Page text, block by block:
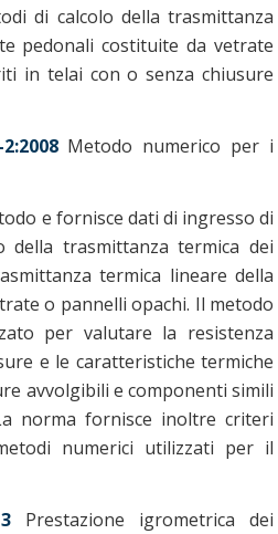
di calcolo della trasmittanza
pedonali costituite da vetrate
in telai con o senza chiusure
Metodo numerico per i
e fornisce dati di ingresso di
trasmittanza termica dei
termica lineare della
o pannelli opachi. Il metodo
per valutare la resistenza
e le caratteristiche termiche
avvolgibili e componenti simili
norma fornisce inoltre criteri
numerici utilizzati per il
Prestazione igrometrica dei